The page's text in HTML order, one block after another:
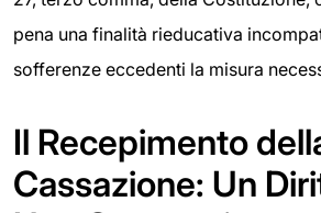
pena una finalità rieducativa
sofferenze eccedenti la misura
Il Recepimento
Cassazione: Un